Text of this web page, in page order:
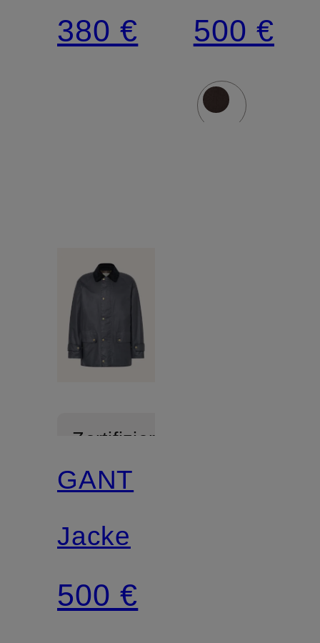
380 € 500 €
Zertifiziert
GANT
Jacke
500 €